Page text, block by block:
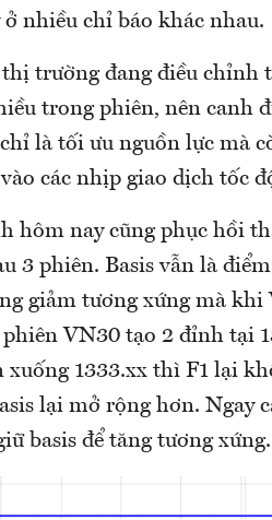
nhiều chỉ báo khác nhau.
trường đang điều chỉnh
trong phiên, nên canh
là tối ưu nguồn lực mà
các nhịp giao dịch tốc
hôm nay cũng phục hồi
3 phiên. Basis vẫn là
giảm tương xứng mà khi
VN30 tạo 2 đỉnh tại
xuống 1333.xx thì F1 lại
lại mở rộng hơn. Ngay
basis để tăng tương xứng.